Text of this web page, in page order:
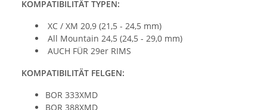
KOMPATIBILITÄT TYPEN:
XC / XM 20,9 (21,5 - 24,5 mm)
All Mountain 24,5 (24,5 - 29,0 mm)
AUCH FÜR 29er RIMS
KOMPATIBILITÄT FELGEN:
BOR 333XMD
BOR 388XMD